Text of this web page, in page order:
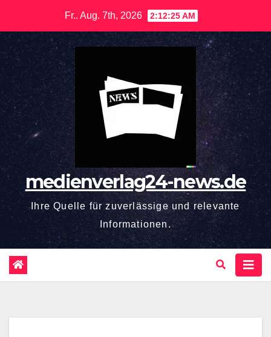
springen
Fr.. Aug. 7th, 2026 2:12:27 AM
medienverlag24-news.de
Ihre Quelle für zuverlässige und relevante
Informationen.